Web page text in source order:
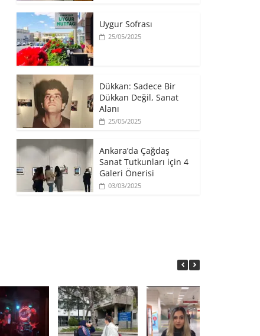
Uygur Sofrası
25/05/2025
​Dükkan: Sadece Bir
Dükkan Değil, Sanat
Alanı
25/05/2025
Ankara’da Çağdaş
Sanat Tutkunları için 4
Galeri Önerisi
03/03/2025